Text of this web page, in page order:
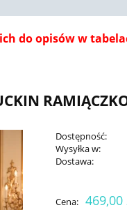
do opisów w
Dostępność:
Wysyłka w:
Dostawa:
Cena: 469,00